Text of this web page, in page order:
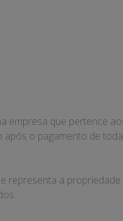
empresa que pertence
após o pagamento de
representa a